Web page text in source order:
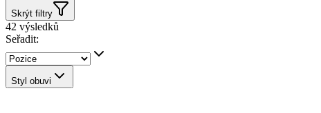
Skrýt filtry
42 výsledků
Seřadit:
Styl obuvi